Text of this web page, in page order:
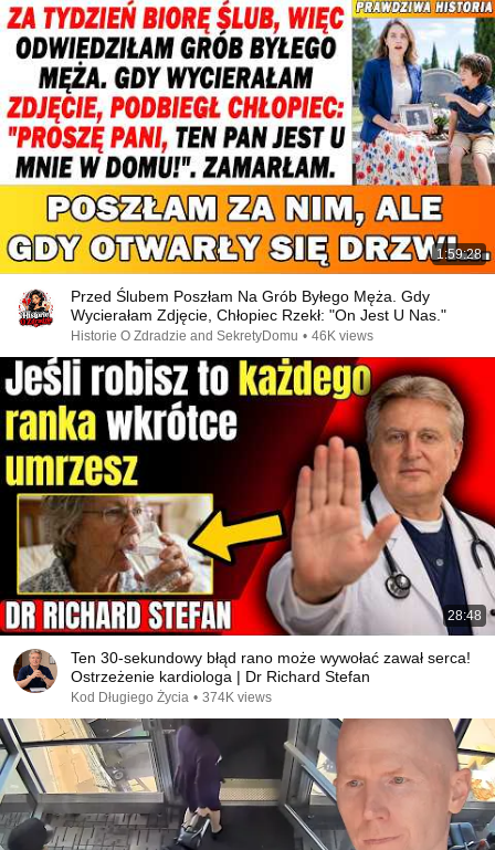
1:59:28
Przed Ślubem Poszłam Na Grób Byłego Męża. Gdy
Wycierałam Zdjęcie, Chłopiec Rzekł: "On Jest U Nas."
Historie O Zdradzie and SekretyDomu • 46K views
28:48
Ten 30-sekundowy błąd rano może wywołać zawał serca!
Ostrzeżenie kardiologa | Dr Richard Stefan
Kod Długiego Życia • 374K views